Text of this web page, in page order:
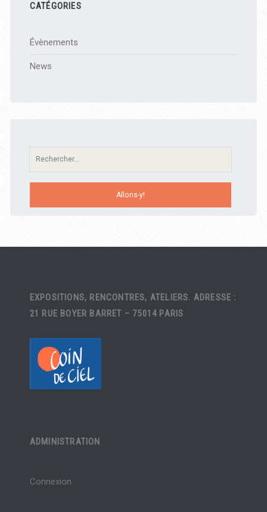
CATÉGORIES
Évènements
News
Recherche:
EXPOSITIONS, RENCONTRES, ATELIERS. ADRESSE :
21 RUE BOYER BARRET – 75014 PARIS
ADMINISTRATION
Connexion